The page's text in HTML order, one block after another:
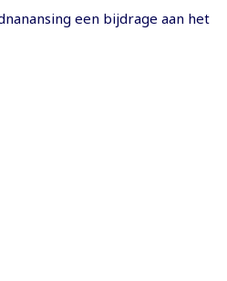
een bijdrage aan het